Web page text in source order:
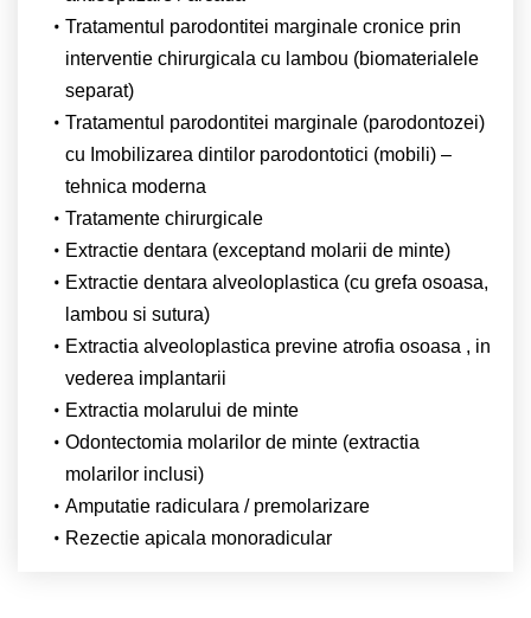
Tratamentul parodontitei marginale cronice prin
interventie chirurgicala cu lambou (biomaterialele
separat)
Tratamentul parodontitei marginale (parodontozei)
cu Imobilizarea dintilor parodontotici (mobili) –
tehnica moderna
Tratamente chirurgicale
Extractie dentara (exceptand molarii de minte)
Extractie dentara alveoloplastica (cu grefa osoasa,
lambou si sutura)
Extractia alveoloplastica previne atrofia osoasa , in
vederea implantarii
Extractia molarului de minte
Odontectomia molarilor de minte (extractia
molarilor inclusi)
Amputatie radiculara / premolarizare
Rezectie apicala monoradicular